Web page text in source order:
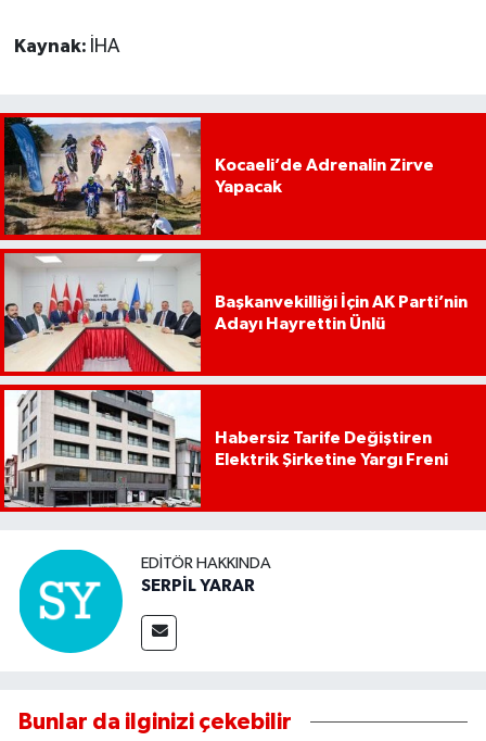
Kaynak: İHA
Kocaeli’de Adrenalin Zirve
Yapacak
Başkanvekilliği İçin AK Parti’nin
Adayı Hayrettin Ünlü
Habersiz Tarife Değiştiren
Elektrik Şirketine Yargı Freni
EDITÖR HAKKINDA
SERPİL YARAR
Bunlar da ilginizi çekebilir